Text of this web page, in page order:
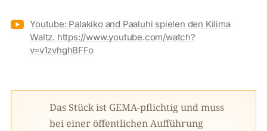
 Youtube: Palakiko and Paaluhi spielen den Kilima
Waltz. https://www.youtube.com/watch?
v=v1zvhghBFFo
Das Stück ist GEMA-pflichtig und muss
bei einer öffentlichen Aufführung